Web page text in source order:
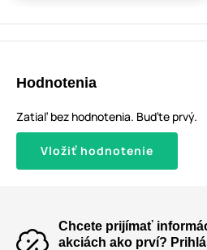
Hodnotenia
Zatiaľ bez hodnotenia. Buďte prvý.
Vložiť hodnotenie
Chcete prijímať
akciách ako prví?